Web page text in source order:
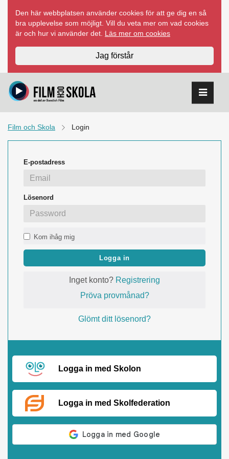
innehåll
Den här webbplatsen använder cookies för att ge dig en så
bra upplevelse som möjligt. Vill du veta mer om vad cookies
är och hur vi använder det. Läs mer om cookies
Jag förstår
Film och Skola Login
E-postadress
Lösenord
Kom ihåg mig
Logga in
Inget konto? Registrering
Pröva provmånad?
Glömt ditt lösenord?
Logga in med Skolon
Logga in med Skolfederation